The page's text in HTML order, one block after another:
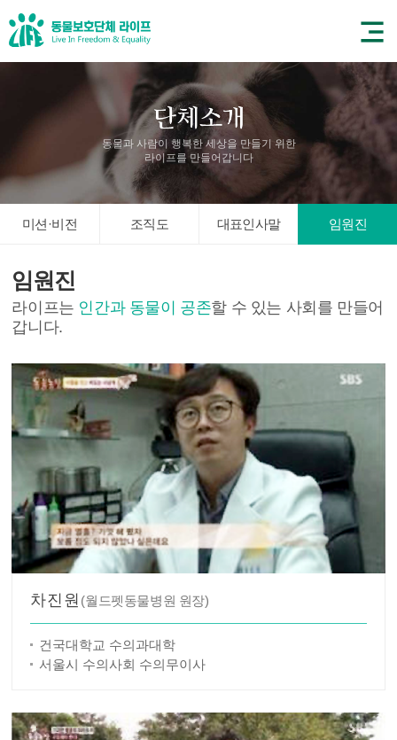
동물과 사람이 행복한 세상을 만들기 위한
라이프를 만들어갑니다
미션·비전 조직도 대표인사말 임원진
임원진
라이프는 인간과 동물이 공존할 수 있는 사회를 만들어
갑니다.
차진원 (월드펫동물병원 원장)
건국대학교 수의과대학
서울시 수의사회 수의무이사